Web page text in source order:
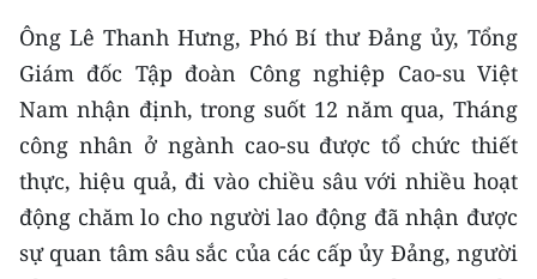
中文
FRANÇAIS
РУССКИЙ
ESPAÑOL
Ông Lê Thanh Hưng, Phó Bí thư Đảng ủy, Tổng
Giám đốc Tập đoàn Công nghiệp Cao-su Việt
Nam nhận định, trong suốt 12 năm qua, Tháng
công nhân ở ngành cao-su được tổ chức thiết
thực, hiệu quả, đi vào chiều sâu với nhiều hoạt
động chăm lo cho người lao động đã nhận được
sự quan tâm sâu sắc của các cấp ủy Đảng, người